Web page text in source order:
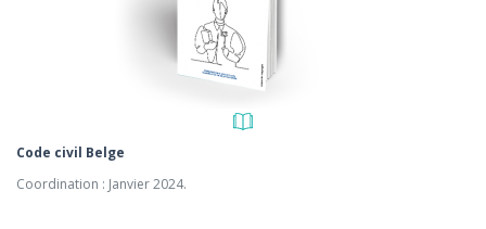
Code civil Belge
Coordination : Janvier 2024.